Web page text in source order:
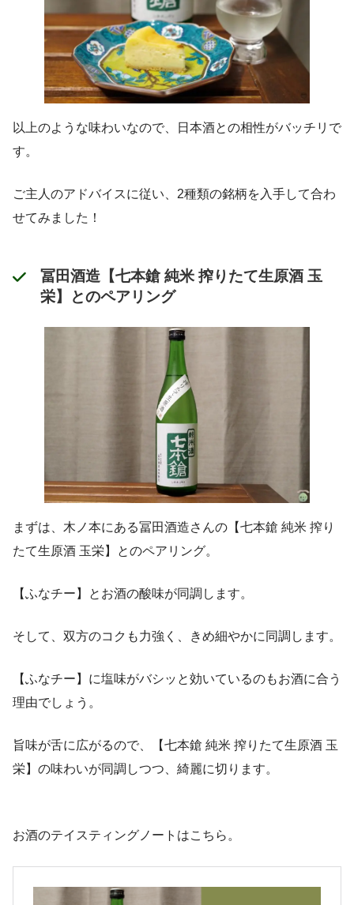
以上のような味わいなので、日本酒との相性がバッチリで
す。
ご主人のアドバイスに従い、2種類の銘柄を入手して合わ
せてみました！
冨田酒造【七本鎗 純米 搾りたて生原酒 玉
栄】とのペアリング
まずは、木ノ本にある冨田酒造さんの【七本鎗 純米 搾り
たて生原酒 玉栄】とのペアリング。
【ふなチー】とお酒の酸味が同調します。
そして、双方のコクも力強く、きめ細やかに同調します。
【ふなチー】に塩味がバシッと効いているのもお酒に合う
理由でしょう。
旨味が舌に広がるので、【七本鎗 純米 搾りたて生原酒 玉
栄】の味わいが同調しつつ、綺麗に切ります。
お酒のテイスティングノートはこちら。